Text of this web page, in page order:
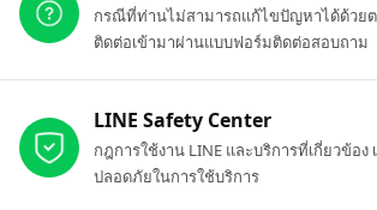
กรณีที่ท่านไม่สามารถแก้ไขปัญหาได้ด้วยต
ติดต่อเข้ามาผ่านแบบฟอร์มติดต่อสอบถาม
LINE Safety Center
กฎการใช้งาน LINE และบริการที่เกี่ยวข้อง
ปลอดภัยในการใช้บริการ